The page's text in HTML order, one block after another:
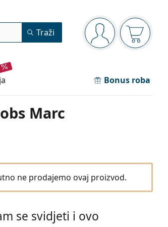
Navigacijska ploča
ste prijavljeni
Traži
Bonus roba
Marc
ne prodajemo ovaj proizvod.
se svidjeti i ovo